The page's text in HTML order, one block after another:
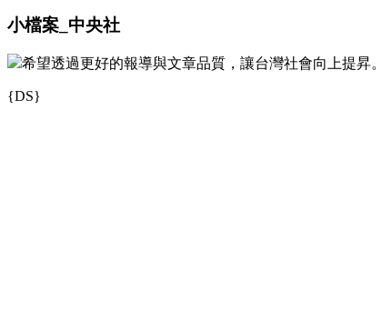
小檔案_中央社
希望透過更好的報導與文章品質，讓台灣社會向上提昇。
{DS}